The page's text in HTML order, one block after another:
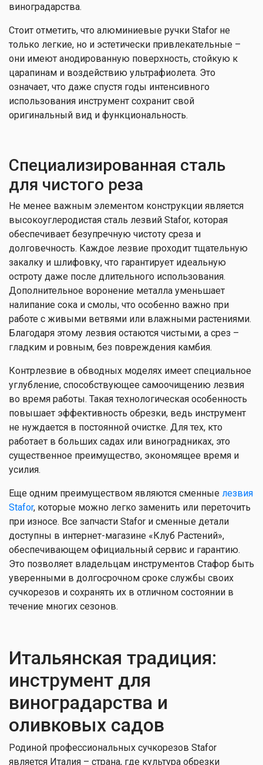
виноградарства.
Стоит отметить, что алюминиевые ручки Stafor не
только легкие, но и эстетически привлекательные –
они имеют анодированную поверхность, стойкую к
царапинам и воздействию ультрафиолета. Это
означает, что даже спустя годы интенсивного
использования инструмент сохранит свой
оригинальный вид и функциональность.
Специализированная сталь
для чистого реза
Не менее важным элементом конструкции является
высокоуглеродистая сталь лезвий Stafor, которая
обеспечивает безупречную чистоту среза и
долговечность. Каждое лезвие проходит тщательную
закалку и шлифовку, что гарантирует идеальную
остроту даже после длительного использования.
Дополнительное воронение металла уменьшает
налипание сока и смолы, что особенно важно при
работе с живыми ветвями или влажными растениями.
Благодаря этому лезвия остаются чистыми, а срез –
гладким и ровным, без повреждения камбия.
Контрлезвие в обводных моделях имеет специальное
углубление, способствующее самоочищению лезвия
во время работы. Такая технологическая особенность
повышает эффективность обрезки, ведь инструмент
не нуждается в постоянной очистке. Для тех, кто
работает в больших садах или виноградниках, это
существенное преимущество, экономящее время и
усилия.
Еще одним преимуществом являются сменные лезвия
Stafor, которые можно легко заменить или переточить
при износе. Все запчасти Stafor и сменные детали
доступны в интернет-магазине «Клуб Растений»,
обеспечивающем официальный сервис и гарантию.
Это позволяет владельцам инструментов Стафор быть
уверенными в долгосрочном сроке службы своих
сучкорезов и сохранять их в отличном состоянии в
течение многих сезонов.
Итальянская традиция:
инструмент для
виноградарства и
оливковых садов
Родиной профессиональных сучкорезов Stafor
является Италия – страна, где культура обрезки